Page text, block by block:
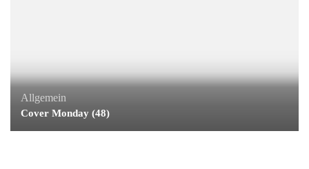
Allgemein
Cover Monday (48)